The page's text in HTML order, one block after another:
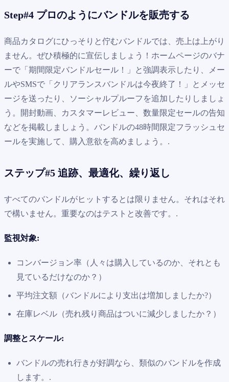
Step#4 プロのようにバンドルを販売する
商品カタログにひっそりと佇むバンドルでは、売上は上がり
ません。ぜひ積極的に宣伝しましょう！ホームページのバナ
ーで「期間限定バンドルセール！」と強調表示したり、メー
ルやSMSで「クリアランスバンドルは今夜終了！」とメッセ
ージを送ったり、ソーシャルプルーフを追加したりしましょ
う。開封動画、カスタマーレビュー、数量限定セールの告知
などを掲載しましょう。バンドルの48時間限定フラッシュセ
ールを実施して、購入意欲を高めましょう。.
ステップ#5 追跡、最適化、繰り返し
すべてのバンドルがヒットするとは限りません。それはそれ
で構いません。重要なのはテストと改善です。.
監視対象:
コンバージョン率（人々は購入しているのか、それとも
見ているだけなのか？）
平均注文額（バンドルにより支出は増加しましたか?）
在庫レベル（売れ残り商品はついに減少しましたか？）
調整とスケール:
バンドルの売れ行きが好調なら、類似のバンドルを作成
します。.